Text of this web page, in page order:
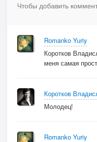
Чтобы добавить
Romanko Yuriy
Коротков
меня самая
Коротков
Молодец!
Romanko Yuriy